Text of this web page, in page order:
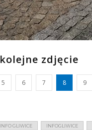
zdjęcie
5 6 7 8 9
INFO GLIWICE INFOGLIWICE